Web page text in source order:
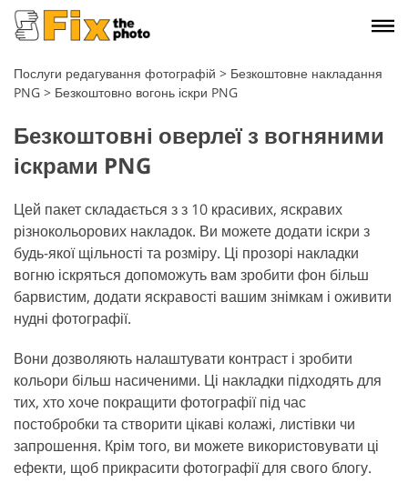
Послуги редагування фотографій > Безкоштовне накладання
PNG > Безкоштовно вогонь іскри PNG
Безкоштовні оверлеї з вогняними
іскрами PNG
Цей пакет складається з з 10 красивих, яскравих
різнокольорових накладок. Ви можете додати іскри з
будь-якої щільності та розміру. Ці прозорі накладки
вогню іскряться допоможуть вам зробити фон більш
барвистим, додати яскравості вашим знімкам і оживити
нудні фотографії.
Вони дозволяють налаштувати контраст і зробити
кольори більш насиченими. Ці накладки підходять для
тих, хто хоче покращити фотографії під час
постобробки та створити цікаві колажі, листівки чи
запрошення. Крім того, ви можете використовувати ці
ефекти, щоб прикрасити фотографії для свого блогу.